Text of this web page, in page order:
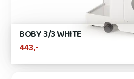
BOBY 3/3 WHITE
443 ,-